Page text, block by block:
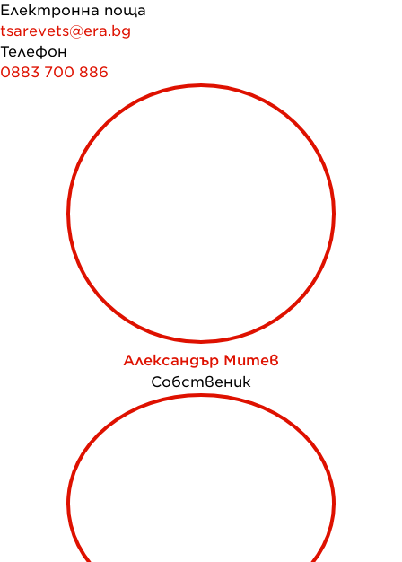
Електронна поща
tsarevets@era.bg
Телефон
0883 700 886
Александър Митев
Собственик